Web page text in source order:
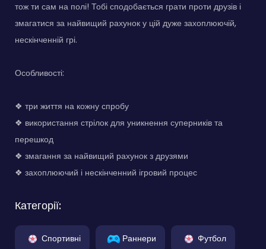
тож ти сам на полі! Тобі сподобається грати проти друзів і
змагатися за найвищий рахунок у цій дуже захоплюючій,
нескінченній грі.
Особливості:
❖ три життя на кожну спробу
❖ використання стрілок для уникнення суперників та
перешкод
❖ змагання за найвищий рахунок з друзями
❖ захоплюючий і нескінченний ігровий процес
Категорії:
Спортивні Раннери Футбол